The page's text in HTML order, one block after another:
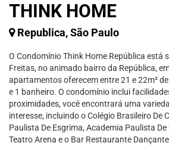
THINK HOME
Republica, São Paulo
O Condomínio Think Home República está
Freitas, no animado bairro da República,
apartamentos oferecem entre 21 e 22m²
e 1 banheiro. O condomínio inclui
proximidades, você encontrará uma
interesse, incluindo o Colégio Brasileiro De
Paulista De Esgrima, Academia Paulista De
Teatro Arena e o Bar Restaurante